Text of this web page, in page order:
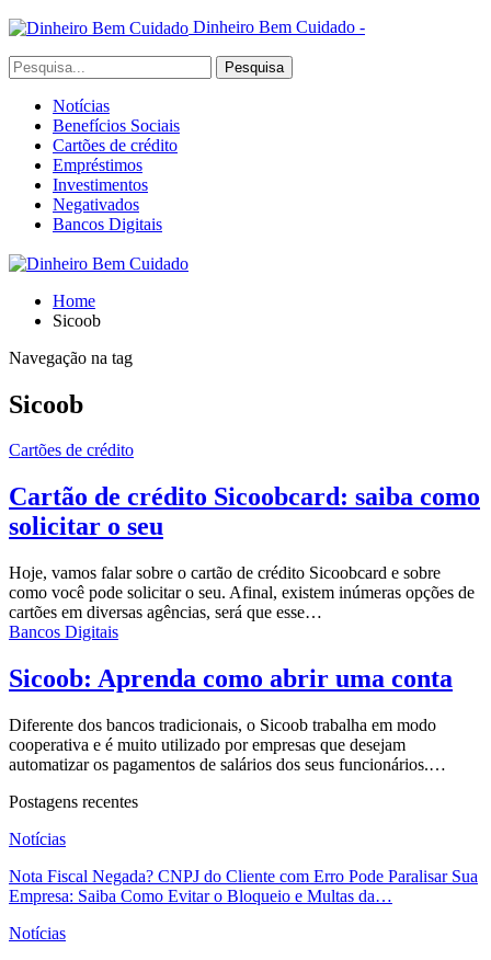
Dinheiro Bem Cuidado -
Notícias
Benefícios Sociais
Cartões de crédito
Empréstimos
Investimentos
Negativados
Bancos Digitais
Home
Sicoob
Navegação na tag
Sicoob
Cartões de crédito
Cartão de crédito Sicoobcard: saiba como
solicitar o seu
Hoje, vamos falar sobre o cartão de crédito Sicoobcard e sobre
como você pode solicitar o seu. Afinal, existem inúmeras opções de
cartões em diversas agências, será que esse…
Bancos Digitais
Sicoob: Aprenda como abrir uma conta
Diferente dos bancos tradicionais, o Sicoob trabalha em modo
cooperativa e é muito utilizado por empresas que desejam
automatizar os pagamentos de salários dos seus funcionários.…
Postagens recentes
Notícias
Nota Fiscal Negada? CNPJ do Cliente com Erro Pode Paralisar Sua
Empresa: Saiba Como Evitar o Bloqueio e Multas da…
Notícias